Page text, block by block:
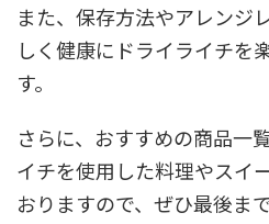
また、保存方法やアレンジ
しく健康にドライライチを
す。
さらに、おすすめの商品一
イチを使用した料理やスイ
おりますので、ぜひ最後ま